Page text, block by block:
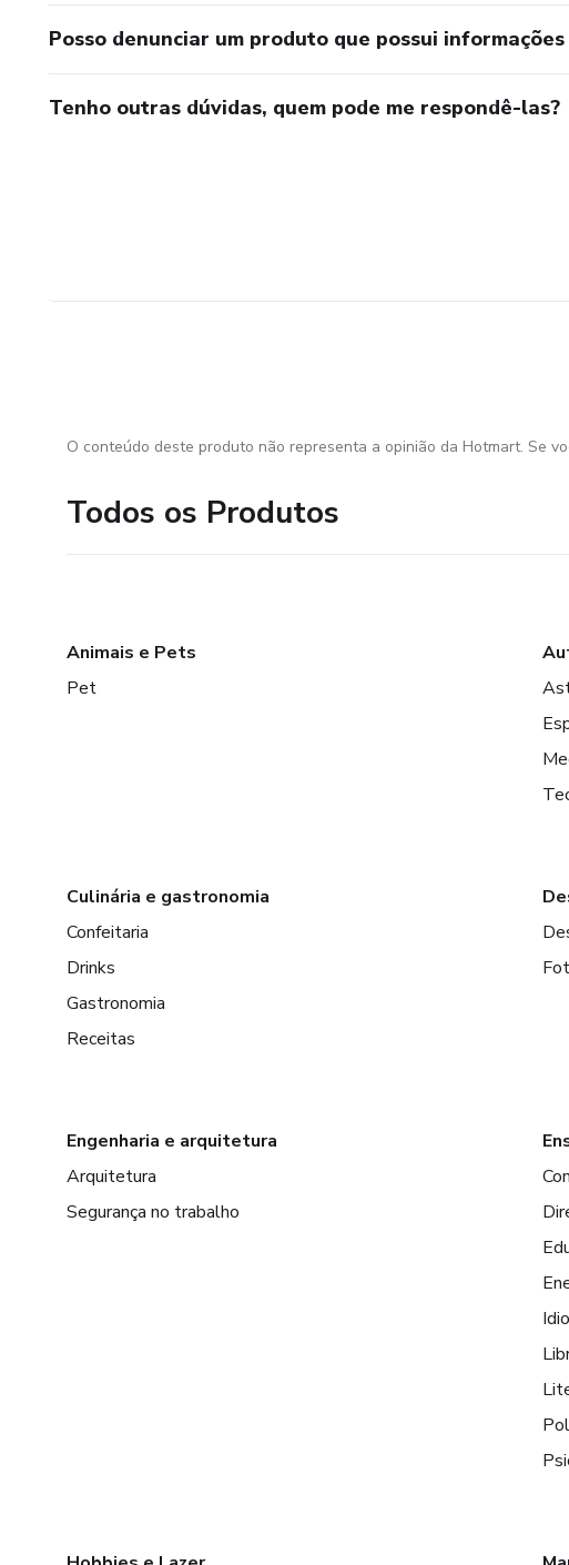
Posso denunciar um produto que possui
Tenho outras dúvidas, quem pode me respondê-las?
O conteúdo deste produto não representa a opinião da Hotmart. Se
Todos os Produtos
Animais e Pets
Pet
Culinária e gastronomia
Confeitaria
Drinks
Gastronomia
Receitas
Engenharia e arquitetura
Arquitetura
Segurança no trabalho